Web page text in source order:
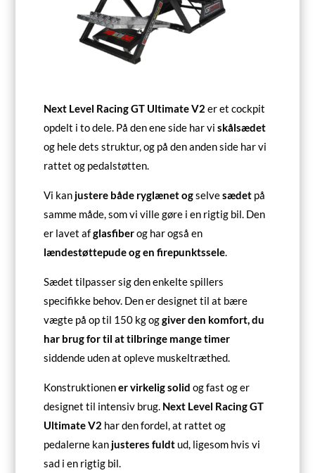
Next Level Racing GT Ultimate V2 er et cockpit
opdelt i to dele. På den ene side har viskålsædet
og hele dets struktur, og på den anden side har vi
rattet og pedalstøtten.
Vi kan justere både ryglænet ogselvesædet på
samme måde, som vi ville gøre i en rigtig bil. Den
er lavet afglasfiberog har også en
lændestøttepude og en firepunktssele.
Sædet tilpasser sig den enkelte spillers
specifikke behov. Den er designet til at bære
vægte på op til 150 kg oggiver den komfort, du
har brug for til at tilbringe mange timer
siddende uden at opleve muskeltræthed.
Konstruktionener virkelig solid og fast og er
designet til intensiv brug. Next Level Racing GT
Ultimate V2 har den fordel, at rattet og
pedalerne kan justeres fuldt ud, ligesom hvis vi
sad i en rigtig bil.